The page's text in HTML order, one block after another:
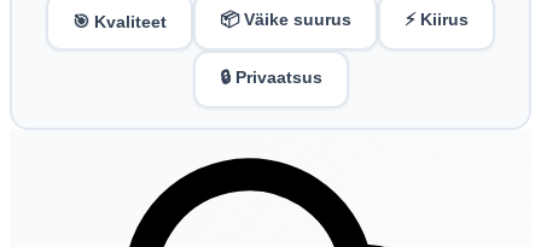
🎯 Kvaliteet 📦 Väike suurus ⚡ Kiirus
🔒 Privaatsus